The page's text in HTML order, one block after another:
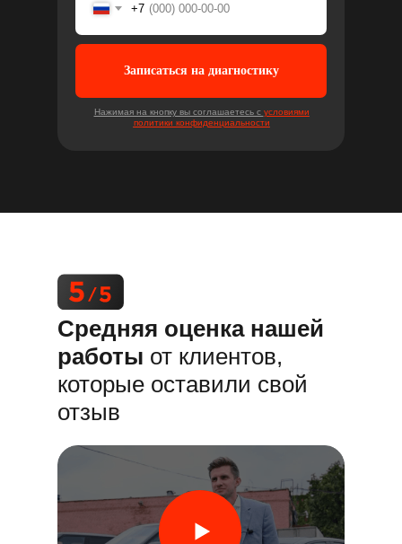
+7
Записаться на диагностику
Нажимая на кнопку вы соглашаетесь с условиями
политики конфиденциальности
Средняя оценка нашей
работы от клиентов,
которые оставили свой
отзыв